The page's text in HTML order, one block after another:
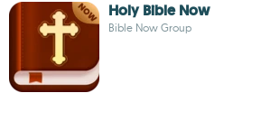
Holy Bible Now
Bible Now Group